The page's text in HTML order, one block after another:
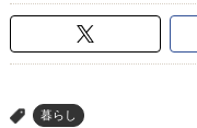
> 暮らし